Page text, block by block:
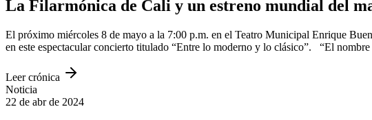
La Filarmónica de Cali y un estreno mundial del
El próximo miércoles 8 de mayo a la 7:00 p.m. en el Teatro Municipal Enrique
en este espectacular concierto titulado “Entre lo moderno y lo clásico”. “El
Leer crónica
Noticia
22 de abr de 2024